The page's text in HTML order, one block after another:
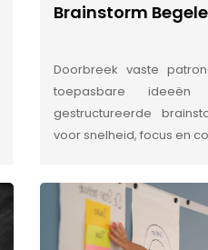
Brainstorm
Doorbreek vaste
toepasbare
gestructureerde
voor snelheid, focus en